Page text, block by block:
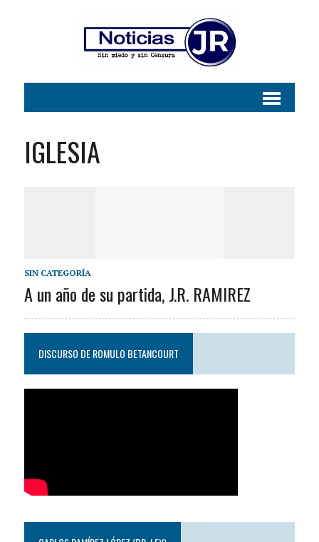
IGLESIA
SIN CATEGORÍA
A un año de su partida, J.R. RAMIREZ
DISCURSO DE ROMULO BETANCOURT